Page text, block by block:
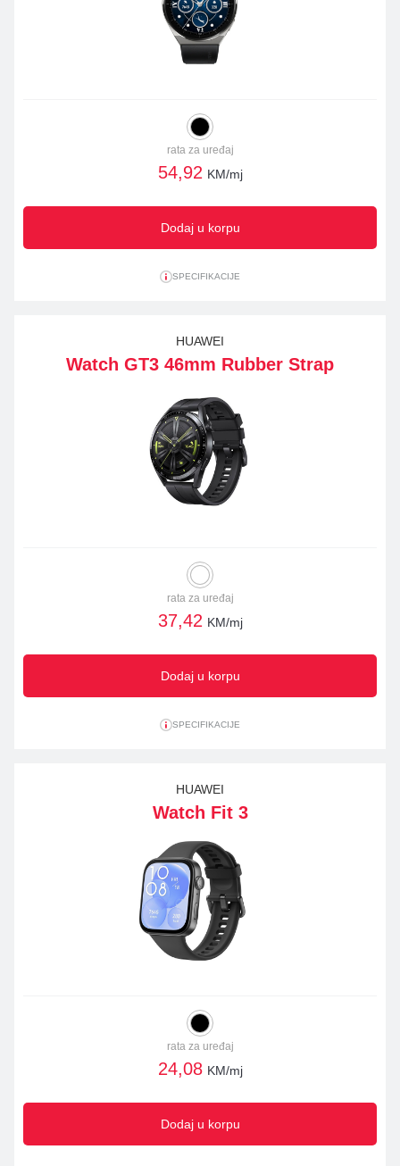
rata za uređaj
54,92 KM/mj
Dodaj u korpu
SPECIFIKACIJE
HUAWEI
Watch GT3 46mm Rubber Strap
rata za uređaj
37,42 KM/mj
Dodaj u korpu
SPECIFIKACIJE
HUAWEI
Watch Fit 3
rata za uređaj
24,08 KM/mj
Dodaj u korpu